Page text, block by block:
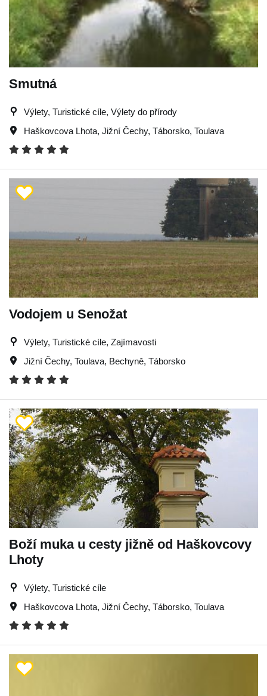
Smutná
Výlety, Turistické cíle, Výlety do přírody
Haškovcova Lhota, Jižní Čechy, Táborsko, Toulava
Vodojem u Senožat
Výlety, Turistické cíle, Zajímavosti
Jižní Čechy, Toulava, Bechyně, Táborsko
Boží muka u cesty jižně od Haškovcovy
Lhoty
Výlety, Turistické cíle
Haškovcova Lhota, Jižní Čechy, Táborsko, Toulava